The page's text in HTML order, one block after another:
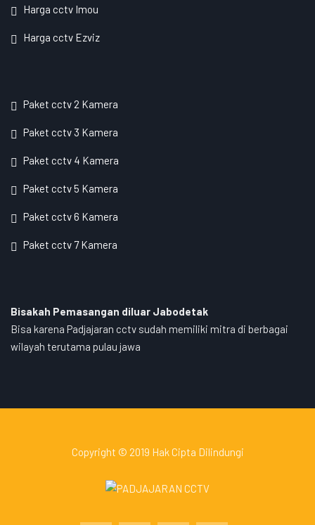
Harga cctv Imou
Harga cctv Ezviz
Paket cctv 2 Kamera
Paket cctv 3 Kamera
Paket cctv 4 Kamera
Paket cctv 5 Kamera
Paket cctv 6 Kamera
Paket cctv 7 Kamera
Bisakah Pemasangan diluar Jabodetak
Bisa karena Padjajaran cctv sudah memiliki mitra di berbagai
wilayah terutama pulau jawa
Copyright © 2019 Hak Cipta Dilindungi